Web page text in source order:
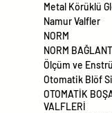
Metal Körüklü
Namur Valfler
NORM
NORM
Ölçüm ve
Otomatik Blöf
OTOMATİK
VALFLERİ